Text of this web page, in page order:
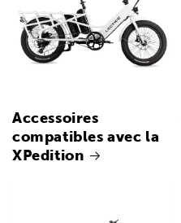
Accessoires
compatibles avec la
XPedition